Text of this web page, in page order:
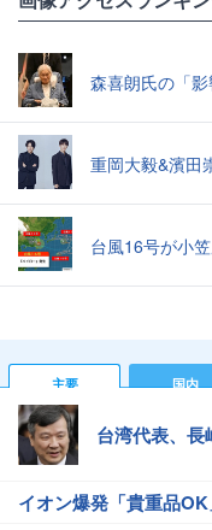
森喜朗氏の「
重岡大毅&濱田
台風16号が小
主要 国内
台湾代表、
イオン爆発「貴重品